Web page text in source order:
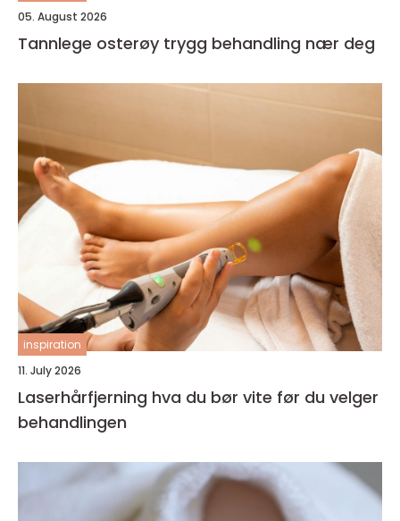
05. August 2026
Tannlege osterøy trygg behandling nær deg
inspiration
11. July 2026
Laserhårfjerning hva du bør vite før du velger
behandlingen